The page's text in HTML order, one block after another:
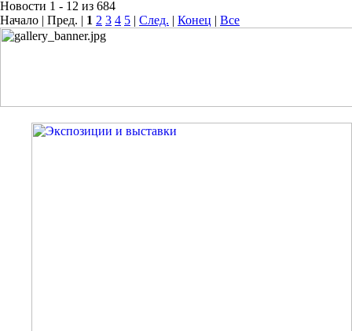
Новости 1 - 12 из 684
Начало | Пред. | 1 2 3 4 5 | След. | Конец | Все